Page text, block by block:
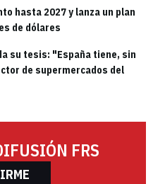
hasta 2027 y lanza un plan
de dólares
su tesis: "España tiene, sin
de supermercados del
FRS